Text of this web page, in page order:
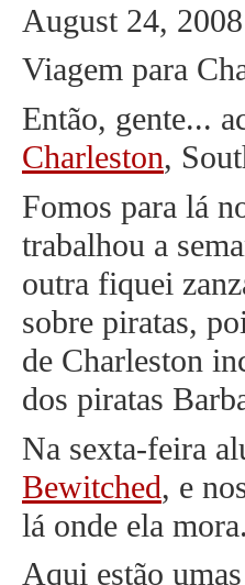
August 24, 2008
Viagem para
Então, gente...
Charleston,
Fomos para lá
trabalhou a
outra fiquei
sobre piratas,
de Charleston
dos piratas
Na sexta-feira
Bewitched, e
lá onde ela mora.
Aqui estão